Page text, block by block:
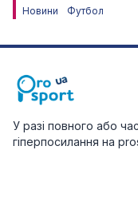
Новини
Футбол
У разі повного або
гіперпосилання на